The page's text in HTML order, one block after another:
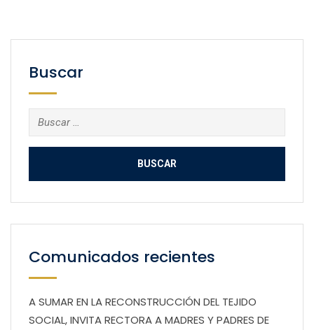
Buscar
Buscar:
Comunicados recientes
A SUMAR EN LA RECONSTRUCCIÓN DEL TEJIDO
SOCIAL, INVITA RECTORA A MADRES Y PADRES DE